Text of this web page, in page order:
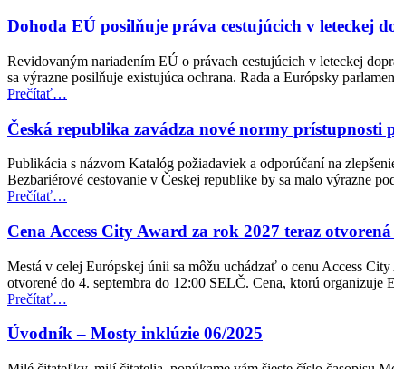
ministrov
pre
zamestnanosť
a
sociálne
veci
(EPSCO)”
Dohoda EÚ posilňuje práva cestujúcich v leteckej
Revidovaným nariadením EÚ o právach cestujúcich v leteckej
sa výrazne posilňuje existujúca ochrana. Rada a Európsky
Prečítať“Dohoda
posilňuje
práva
cestujúcich
v
leteckej
doprave
pre
osoby
zdravotným
postihnutím”
…
Česká republika zavádza nové normy prístupnosti
Publikácia s názvom Katalóg požiadaviek a odporúčaní na
Bezbariérové cestovanie v Českej republike by sa malo výrazne
Prečítať“Česká
zavádza
nové
normy
prístupnosti
pre
verejnú
dopravu”
…
Cena Access City Award za rok 2027 teraz
Mestá v celej Európskej únii sa môžu uchádzať o cenu Access
otvorené do 4. septembra do 12:00 SELČ. Cena, ktorú organizuje
Prečítať“Cena
City
za
…
Úvodník – Mosty inklúzie 06/2025